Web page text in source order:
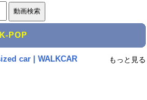
K-POP
car | WALKCAR もっと見る